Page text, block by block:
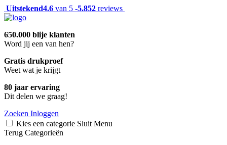
Uitstekend4.6 van 5 -5.852 reviews
650.000 blije klanten
Word jij een van hen?
Gratis drukproef
Weet wat je krijgt
80 jaar ervaring
Dit delen we graag!
Zoeken Inloggen
Kies een categorie Sluit Menu
Terug Categorieën